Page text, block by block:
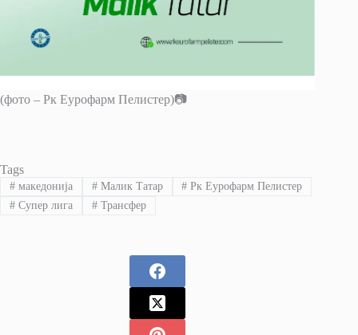
(фото – Рк Еурофарм Пелистер)📷
Tags
#македонија #Малик Татар # Рк Еурофарм Пелистер
#Супер лига #Трансфер